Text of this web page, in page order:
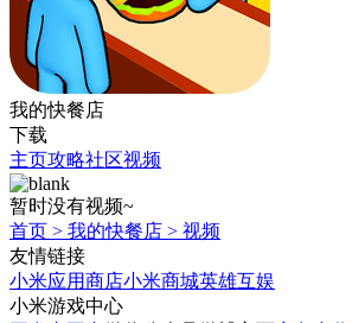
我的快餐店
下载
主页攻略社区视频
暂时没有视频~
首页 > 我的快餐店 > 视频
友情链接
小米应用商店小米商城英雄互娱
小米游戏中心